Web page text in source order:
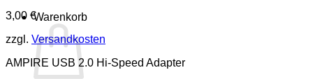
Warenkorb
3,00 €
zzgl. Versandkosten
AMPIRE USB 2.0 Hi-Speed Adapter